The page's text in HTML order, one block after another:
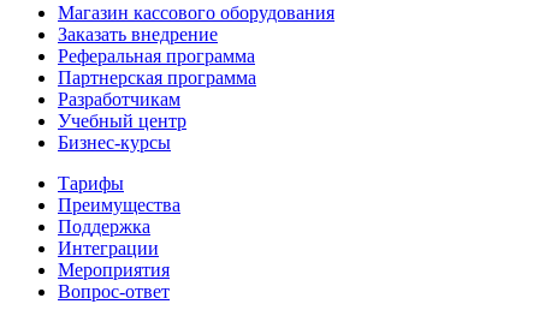
Магазин кассового оборудования
Заказать внедрение
Реферальная программа
Партнерская программа
Разработчикам
Учебный центр
Бизнес‑курсы
Тарифы
Преимущества
Поддержка
Интеграции
Мероприятия
Вопрос-ответ